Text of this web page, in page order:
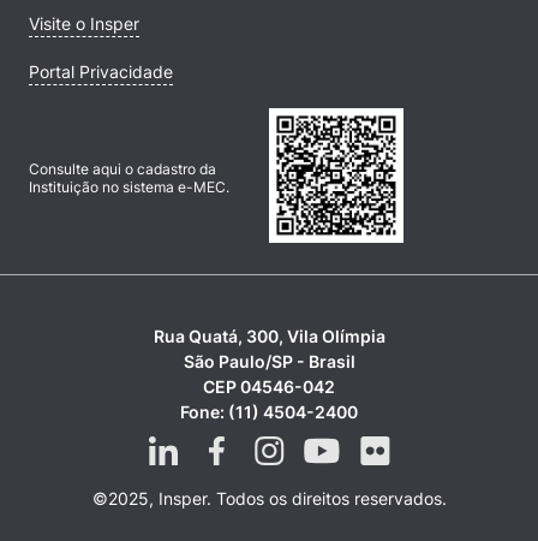
Visite o Insper
Portal Privacidade
Consulte aqui o cadastro da
Instituição no sistema e-MEC.
Rua Quatá, 300, Vila Olímpia
São Paulo/SP - Brasil
CEP 04546-042
Fone: (11) 4504-2400
©2025, Insper. Todos os direitos reservados.